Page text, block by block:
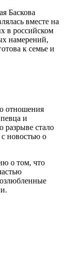
Баскова
вместе на
в российском
намерений,
к семье и
отношения
и
разрыве стало
новостью о
о том, что